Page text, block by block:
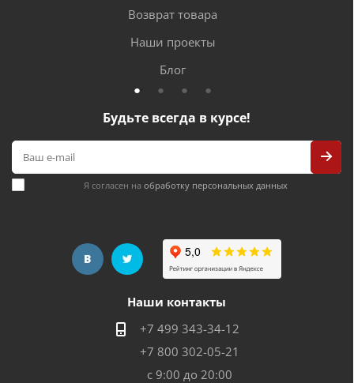
Возврат товара
Наши проекты
Блог
Будьте всегда в курсе!
Я согласен на обработку персональных данных
Наши контакты
+7 499 343-34-12
+7 800 302-05-21
с 9:00 до 20:00